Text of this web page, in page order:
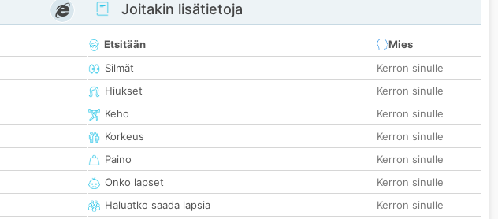
Joitakin lisätietoja
Etsitään
Mies
Silmät
Kerron sinulle
Hiukset
Kerron sinulle
Keho
Kerron sinulle
Korkeus
Kerron sinulle
Paino
Kerron sinulle
Onko lapset
Kerron sinulle
Haluatko saada lapsia
Kerron sinulle